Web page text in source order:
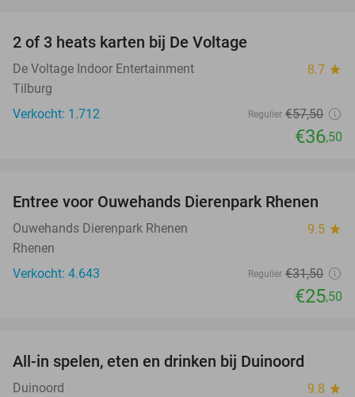
2 of 3 heats karten bij De Voltage
De Voltage Indoor Entertainment 8.7 star
Tilburg
Verkocht: 1.712
Regulier €57,50
€36,50
19%
Entree voor Ouwehands Dierenpark Rhenen
Ouwehands Dierenpark Rhenen 9.5 star
Rhenen
Verkocht: 4.643
Regulier €31,50
€25,50
All-in spelen, eten en drinken bij Duinoord
Duinoord 9.8 star